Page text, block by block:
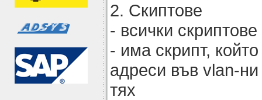
2. Скиптове
- всички
- има скрипт,
адреси във vlan-ни
тях